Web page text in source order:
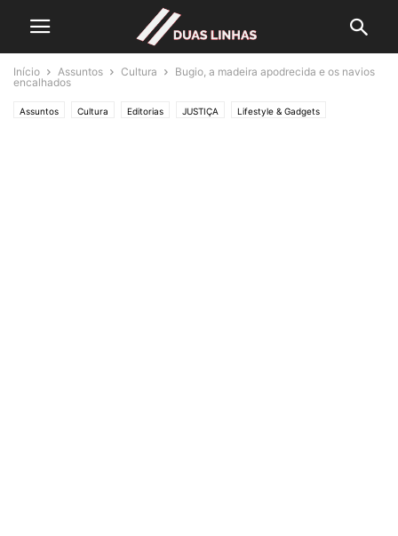
Início Assuntos Cultura
Bugio, a madeira apodrecida e os navios
encalhados
Assuntos Cultura Editorias JUSTIÇA Lifestyle & Gadgets